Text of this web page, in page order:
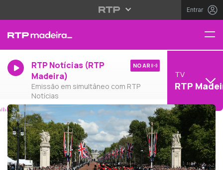
Entrar
RTP Notícias (RTP
Madeira)
Emissão em simultâneo com RTP
Notícias
NO AR
TV
RTP